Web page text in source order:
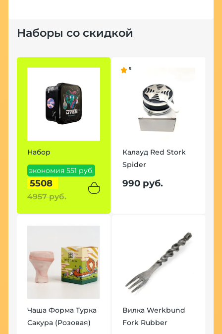
Наборы со скидкой
Набор
экономия 551 руб.
5508
4957 руб.
5
Калауд Red Stork
Spider
990 руб.
Чаша Форма Турка
Сакура (Розовая)
Вилка Werkbund
Fork Rubber